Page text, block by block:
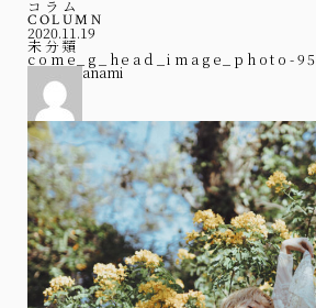
コラム
COLUMN
2020.11.19
未分類
come_g_head_image_photo-95
anami